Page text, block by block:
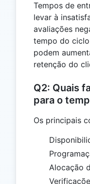
Tempos de
levar à
avaliações
tempo do
podem
retenção do
Q2: Quais
para o
Os principais
Alocação